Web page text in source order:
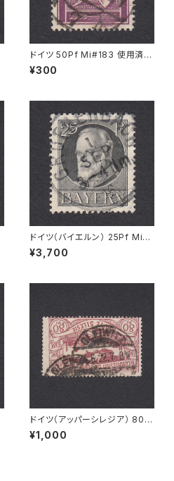
ドイツ 50Pf Mi#183 使用済み
切手｜LEIPZIG 8.5.1922
¥300
ドイツ（バイエルン） 25Pf Mi#
98 I 使用済み切手｜GRÜENE
NBACH 1.SEP.1916
¥3,700
ドイツ（アッパーシレジア） 80P
f Mi#25 使用済み切手｜GLEI
WITZ 24.6.1922
¥1,000